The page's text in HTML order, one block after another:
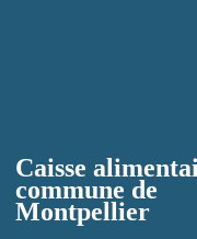
Caisse
commune de
Montpellier